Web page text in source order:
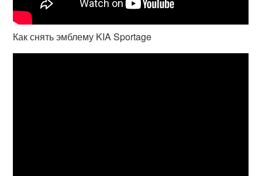
Как снять эмблему KIA Sportage